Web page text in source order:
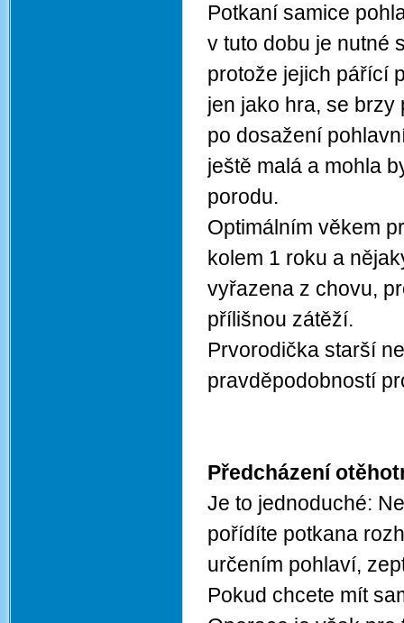
Potkaní samice
v tuto dobu je nutné
protože jejich pářící
jen jako hra, se brzy
po dosažení
ještě malá a mohla
porodu.
Optimálním věkem
kolem 1 roku a
vyřazena z chovu,
přílišnou zátěží.
Prvorodička starší
pravděpodobností
Předcházení
Je to jednoduché:
pořídíte potkana
určením pohlaví,
Pokud chcete mít